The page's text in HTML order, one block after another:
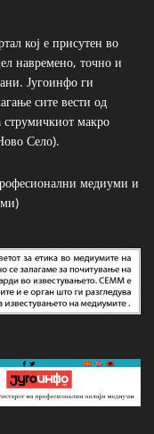
кој е присутен во
навремено, точно и
Југоинфо ги
сите вести од
струмичкиот макро
Село).
медиуми и